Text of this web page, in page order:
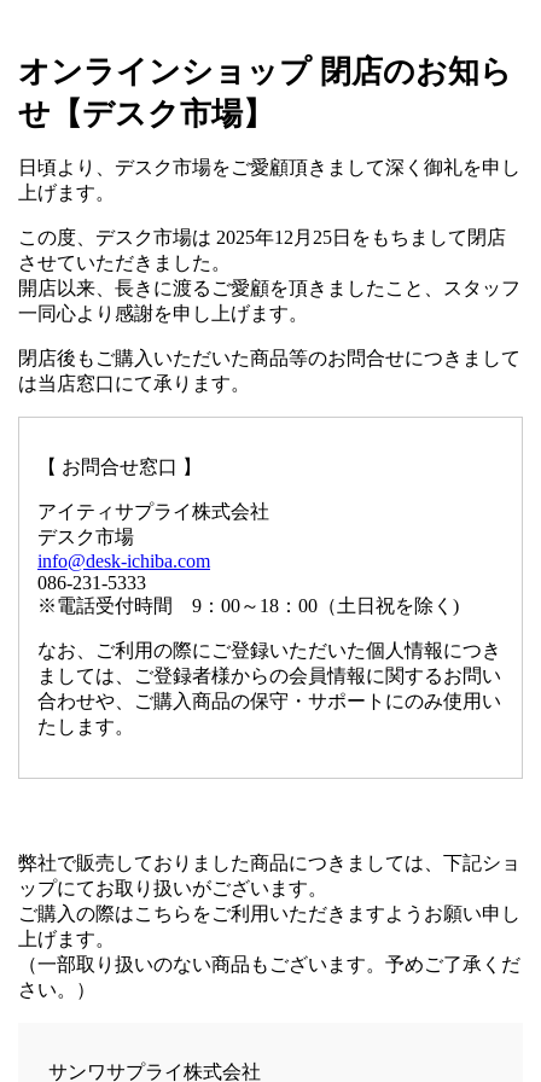
オンラインショップ 閉店のお知ら
せ【デスク市場】
日頃より、デスク市場をご愛顧頂きまして深く御礼を申し
上げます。
この度、デスク市場は 2025年12月25日をもちまして閉店
させていただきました。
開店以来、長きに渡るご愛顧を頂きましたこと、スタッフ
一同心より感謝を申し上げます。
閉店後もご購入いただいた商品等のお問合せにつきまして
は当店窓口にて承ります。
【 お問合せ窓口 】
アイティサプライ株式会社
デスク市場
info@desk-ichiba.com
086-231-5333
※電話受付時間 9：00～18：00（土日祝を除く)
なお、ご利用の際にご登録いただいた個人情報につき
ましては、ご登録者様からの会員情報に関するお問い
合わせや、ご購入商品の保守・サポートにのみ使用い
たします。
弊社で販売しておりました商品につきましては、下記ショ
ップにてお取り扱いがございます。
ご購入の際はこちらをご利用いただきますようお願い申し
上げます。
（一部取り扱いのない商品もございます。予めご了承くだ
さい。）
サンワサプライ株式会社